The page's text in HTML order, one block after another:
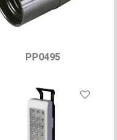
PP0495